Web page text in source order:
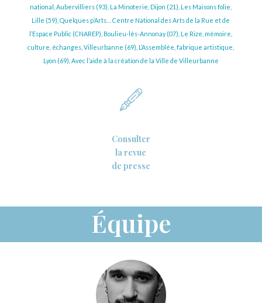
national, Aubervilliers (93), La Minoterie, Dijon (21), Les Maisons folie,
Lille (59), Quelques p’Arts… Centre National des Arts de la Rue et de
l’Espace Public (CNAREP), Boulieu-lès-Annonay (07), Le Rize, mémoire,
culture, échanges, Villeurbanne (69), L’Assemblée, fabrique artistique,
Lyon (69), Avec l’aide à la création de la Ville de Villeurbanne
Consulter
la revue
de presse
Équipe